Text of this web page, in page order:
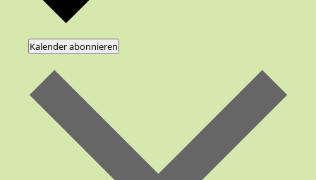
Kalender abonnieren